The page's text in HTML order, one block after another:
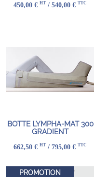
450,00 € HT / 540,00 € TTC
BOTTE LYMPHA-MAT 300
GRADIENT
662,50 € HT / 795,00 € TTC
PROMOTION